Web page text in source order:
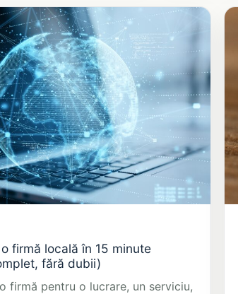
firmă locală în 15 minute
fără dubii)
firmă pentru o lucrare, un serviciu,